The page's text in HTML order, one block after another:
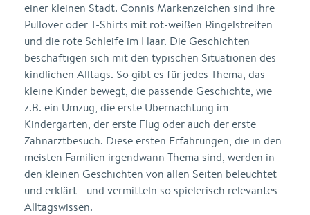
einer kleinen Stadt. Connis Markenzeichen sind ihre
Pullover oder T-Shirts mit rot-weißen Ringelstreifen
und die rote Schleife im Haar. Die Geschichten
beschäftigen sich mit den typischen Situationen des
kindlichen Alltags. So gibt es für jedes Thema, das
kleine Kinder bewegt, die passende Geschichte, wie
z.B. ein Umzug, die erste Übernachtung im
Kindergarten, der erste Flug oder auch der erste
Zahnarztbesuch. Diese ersten Erfahrungen, die in den
meisten Familien irgendwann Thema sind, werden in
den kleinen Geschichten von allen Seiten beleuchtet
und erklärt - und vermitteln so spielerisch relevantes
Alltagswissen.